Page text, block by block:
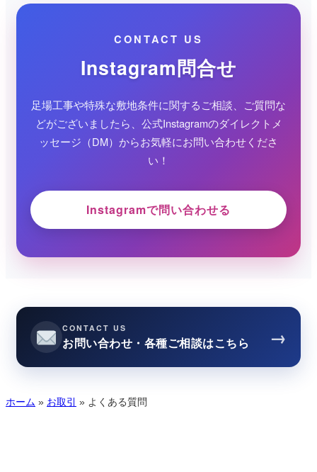
CONTACT US
Instagram問合せ
足場工事や特殊な敷地条件に関するご相談、ご質問な
どがございましたら、公式Instagramのダイレクトメ
ッセージ（DM）からお気軽にお問い合わせくださ
い！
Instagramで問い合わせる
CONTACT US
お問い合わせ・各種ご相談はこちら →
ホーム » お取引 » よくある質問